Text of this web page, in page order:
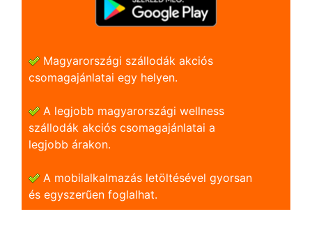
Magyarországi szállodák akciós
csomagajánlatai egy helyen.
A legjobb magyarországi wellness
szállodák akciós csomagajánlatai a
legjobb árakon.
A mobilalkalmazás letöltésével gyorsan
és egyszerũen foglalhat.